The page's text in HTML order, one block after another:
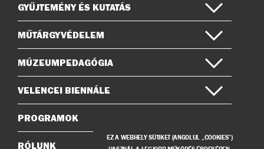
GYŰJTEMÉNY ÉS KUTATÁS
MŰTÁRGYVÉDELEM
MÚZEUMPEDAGÓGIA
VELENCEI BIENNÁLE
PROGRAMOK
RÓLUNK
EZ A WEBHELY SÜTIKET (ANGOLUL „COOKIES”)